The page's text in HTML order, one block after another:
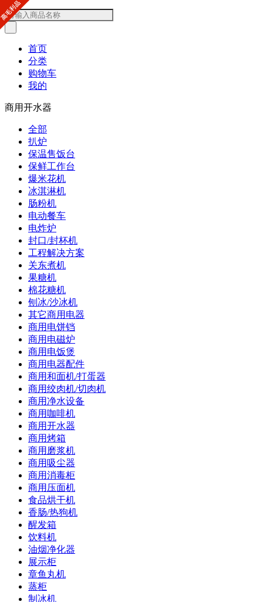
首页
分类
购物车
我的
商用开水器
全部
扒炉
保温售饭台
保鲜工作台
爆米花机
冰淇淋机
肠粉机
电动餐车
电炸炉
封口/封杯机
工程解决方案
关东煮机
果糖机
棉花糖机
刨冰/沙冰机
其它商用电器
商用电饼铛
商用电磁炉
商用电饭煲
商用电器配件
商用和面机/打蛋器
商用绞肉机/切肉机
商用净水设备
商用咖啡机
商用开水器
商用烤箱
商用磨浆机
商用吸尘器
商用消毒柜
商用压面机
食品烘干机
香肠/热狗机
醒发箱
饮料机
油烟净化器
展示柜
章鱼丸机
蒸柜
制冰机